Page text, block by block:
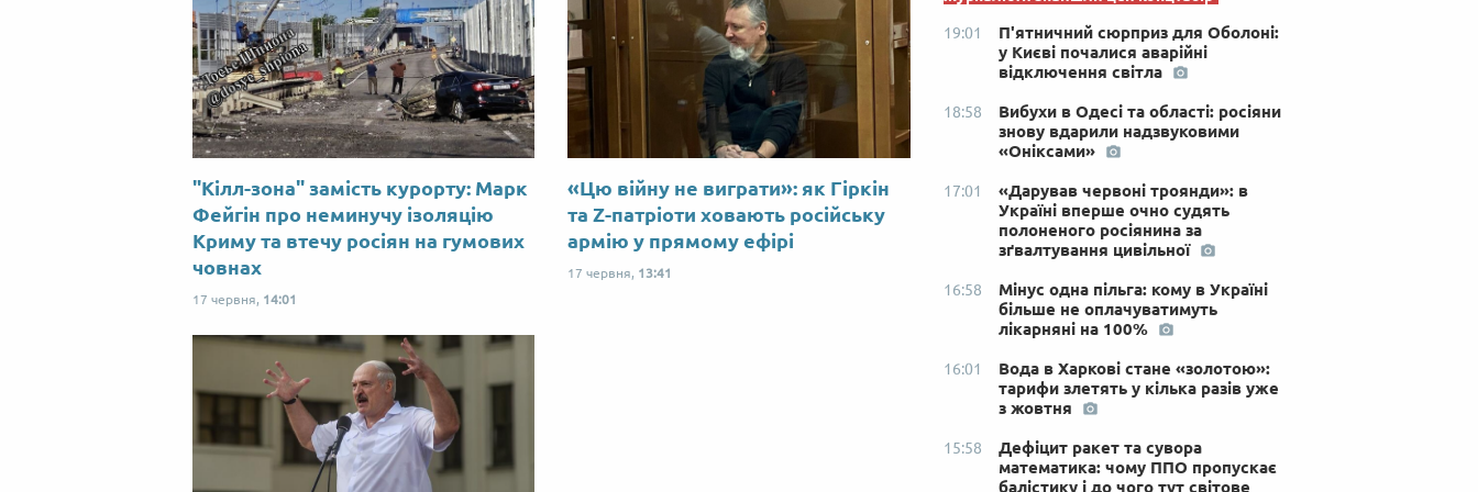
"Кілл-зона" замість курорту: Марк
Фейгін про неминучу ізоляцію
Криму та втечу росіян на гумових
човнах
17 червня, 14:01
«Цю війну не виграти»: як Гіркін
та Z-патріоти ховають російську
армію у прямому ефірі
17 червня, 13:41
19:01
П'ятничний сюрприз для Оболоні:
у Києві почалися аварійні
відключення світла
18:58
Вибухи в Одесі та області: росіяни
знову вдарили надзвуковими
«Оніксами»
17:01
«Дарував червоні троянди»: в
Україні вперше очно судять
полоненого росіянина за
зґвалтування цивільної
16:58
Мінус одна пільга: кому в Україні
більше не оплачуватимуть
лікарняні на 100%
16:01
Вода в Харкові стане «золотою»:
тарифи злетять у кілька разів уже
з жовтня
15:58
Дефіцит ракет та сувора
математика: чому ППО пропускає
балістику і до чого тут світове